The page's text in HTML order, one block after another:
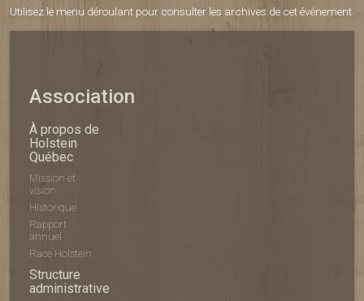
Utilisez le menu déroulant pour consulter les archives de cet événement
Association
À propos de
Holstein
Québec
Mission et
vision
Historique
Rapport
annuel
Race Holstein
Structure
administrative